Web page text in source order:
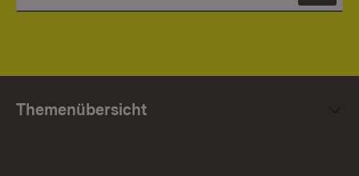
Themenübersicht